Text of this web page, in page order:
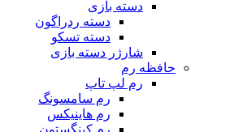
دسته بازی
دسته ردراگون
دسته تسکو
شارژر دسته بازی
حافظه رم
رم لپ تاپ
رم سامسونگ
رم هاینیکس
رم کینگستون